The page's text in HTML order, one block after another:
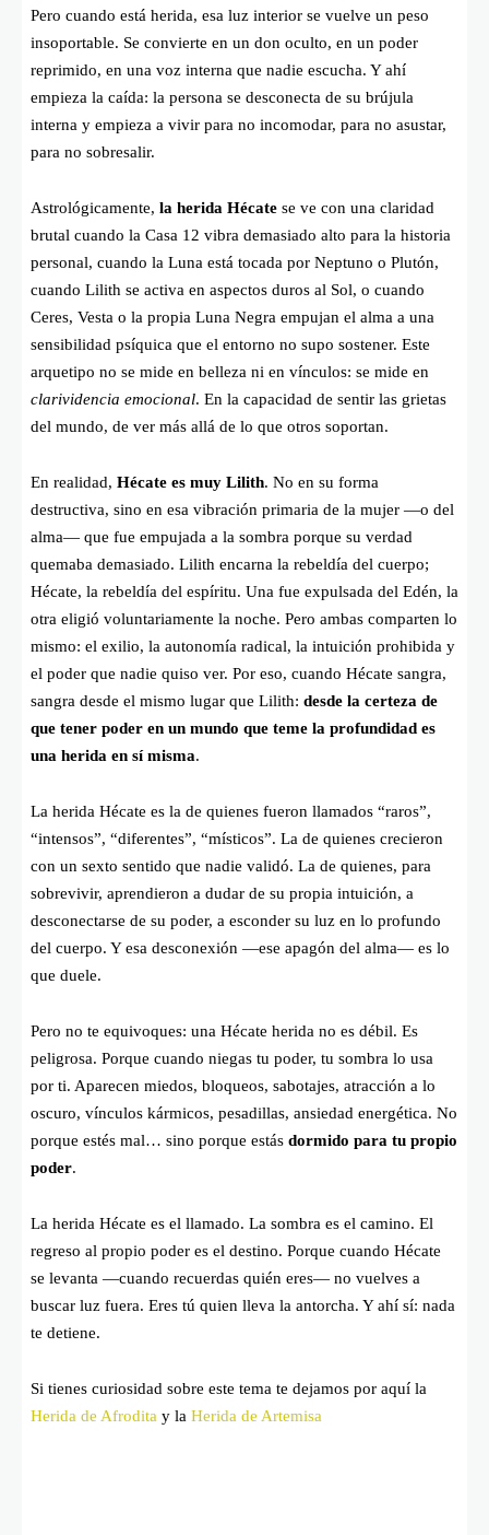
Pero cuando está herida, esa luz interior se vuelve un peso
insoportable. Se convierte en un don oculto, en un poder
reprimido, en una voz interna que nadie escucha. Y ahí
empieza la caída: la persona se desconecta de su brújula
interna y empieza a vivir para no incomodar, para no asustar,
para no sobresalir.
Astrológicamente, la herida Hécate se ve con una claridad
brutal cuando la Casa 12 vibra demasiado alto para la historia
personal, cuando la Luna está tocada por Neptuno o Plutón,
cuando Lilith se activa en aspectos duros al Sol, o cuando
Ceres, Vesta o la propia Luna Negra empujan el alma a una
sensibilidad psíquica que el entorno no supo sostener. Este
arquetipo no se mide en belleza ni en vínculos: se mide en
clarividencia emocional. En la capacidad de sentir las grietas
del mundo, de ver más allá de lo que otros soportan.
En realidad, Hécate es muy Lilith. No en su forma
destructiva, sino en esa vibración primaria de la mujer —o del
alma— que fue empujada a la sombra porque su verdad
quemaba demasiado. Lilith encarna la rebeldía del cuerpo;
Hécate, la rebeldía del espíritu. Una fue expulsada del Edén, la
otra eligió voluntariamente la noche. Pero ambas comparten lo
mismo: el exilio, la autonomía radical, la intuición prohibida y
el poder que nadie quiso ver. Por eso, cuando Hécate sangra,
sangra desde el mismo lugar que Lilith: desde la certeza de
que tener poder en un mundo que teme la profundidad es
una herida en sí misma.
La herida Hécate es la de quienes fueron llamados “raros”,
“intensos”, “diferentes”, “místicos”. La de quienes crecieron
con un sexto sentido que nadie validó. La de quienes, para
sobrevivir, aprendieron a dudar de su propia intuición, a
desconectarse de su poder, a esconder su luz en lo profundo
del cuerpo. Y esa desconexión —ese apagón del alma— es lo
que duele.
Pero no te equivoques: una Hécate herida no es débil. Es
peligrosa. Porque cuando niegas tu poder, tu sombra lo usa
por ti. Aparecen miedos, bloqueos, sabotajes, atracción a lo
oscuro, vínculos kármicos, pesadillas, ansiedad energética. No
porque estés mal… sino porque estás dormido para tu propio
poder.
La herida Hécate es el llamado. La sombra es el camino. El
regreso al propio poder es el destino. Porque cuando Hécate
se levanta —cuando recuerdas quién eres— no vuelves a
buscar luz fuera. Eres tú quien lleva la antorcha. Y ahí sí: nada
te detiene.
Si tienes curiosidad sobre este tema te dejamos por aquí la
Herida de Afrodita y la Herida de Artemisa